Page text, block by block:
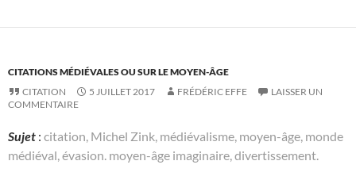
CITATIONS MÉDIÉVALES OU SUR LE MOYEN-ÂGE
CITATION
5 JUILLET 2017 FRÉDÉRIC EFFE
LAISSER UN
COMMENTAIRE
Sujet : citation, Michel Zink, médiévalisme, moyen-âge, monde
médiéval, évasion. moyen-âge imaginaire, divertissement.